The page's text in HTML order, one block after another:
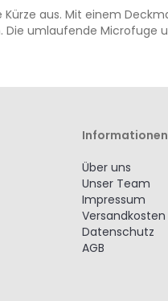
aus. Mit einem
umlaufende
Informationen
Über uns
Unser Team
Impressum
Versandkosten
Datenschutz
AGB